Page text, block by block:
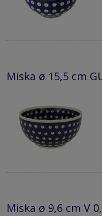
Miska ø 15,5 cm
Miska ø 9,6 cm V